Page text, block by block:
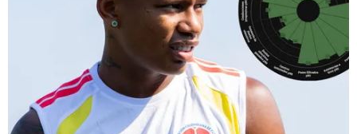
LEE TAMBIÉN